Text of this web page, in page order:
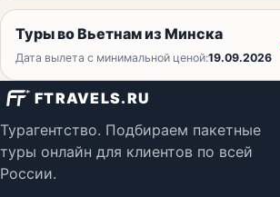
Туры во Вьетнам из Минска
Дата вылета с минимальной ценой:19.09.2026
FTRAVELS.RU
Турагентство. Подбираем пакетные
туры онлайн для клиентов по всей
России.